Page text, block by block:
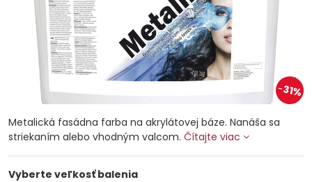
31%
Metalická fasádna farba na akrylátovej báze. Nanáša sa
striekaním alebo vhodným valcom. Čítajte viac
Vyberte veľkosť balenia